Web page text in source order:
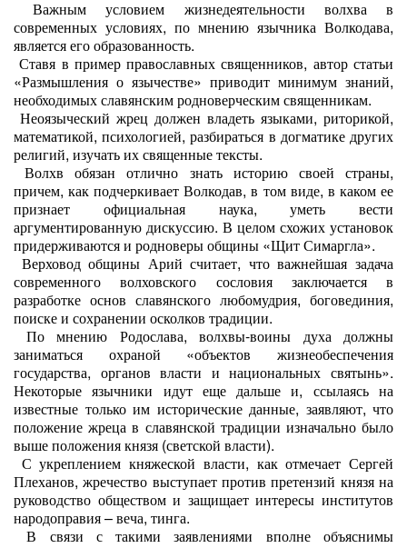
Важным условием жизнедеятельности волхва в
современных условиях, по мнению язычника Волкодава,
является его образованность.
Ставя в пример православных священников, автор статьи
«Размышления о язычестве» приводит минимум знаний,
необходимых славянским родноверческим священникам.
Неоязыческий жрец должен владеть языками, риторикой,
математикой, психологией, разбираться в догматике других
религий, изучать их священные тексты.
Волхв обязан отлично знать историю своей страны,
причем, как подчеркивает Волкодав, в том виде, в каком ее
признает официальная наука, уметь вести
аргументированную дискуссию. В целом схожих установок
придерживаются и родноверы общины «Щит Симаргла».
Верховод общины Арий считает, что важнейшая задача
современного волховского сословия заключается в
разработке основ славянского любомудрия, боговединия,
поиске и сохранении осколков традиции.
По мнению Родослава, волхвы-воины духа должны
заниматься охраной «объектов жизнеобеспечения
государства, органов власти и национальных святынь».
Некоторые язычники идут еще дальше и, ссылаясь на
известные только им исторические данные, заявляют, что
положение жреца в славянской традиции изначально было
выше положения князя (светской власти).
С укреплением княжеской власти, как отмечает Сергей
Плеханов, жречество выступает против претензий князя на
руководство обществом и защищает интересы институтов
народоправия – веча, тинга.
В связи с такими заявлениями вполне объяснимы